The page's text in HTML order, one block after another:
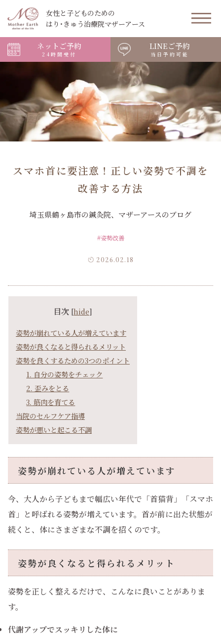
女性と子どものための
はり･きゅう治療院マザーアース
ネットご予約
24時間受付
LINEご予約
当日予約可能
スマホ首に要注意！正しい姿勢で不調を
改善する方法
埼玉県鶴ヶ島市の鍼灸院、マザーアースのブログ
#姿勢改善
2026.02.18
目次 [hide]
姿勢が崩れている人が増えています
姿勢が良くなると得られるメリット
姿勢を良くするための3つのポイント
1. 自分の姿勢をチェック
2. 歪みをとる
3. 筋肉を育てる
当院のセルフケア指導
姿勢が悪いと起こる不調
姿勢が崩れている人が増えています
今、大人から子どもまで幅広い年代で「首猫背」「スマホ
首」と呼ばれる姿勢が増えています。首が前に出た状態が
続くと、体にさまざまな不調を招くのです。
姿勢が良くなると得られるメリット
姿勢を正しく整えるだけで、こんなに良いことがありま
す。
代謝アップでスッキリした体に